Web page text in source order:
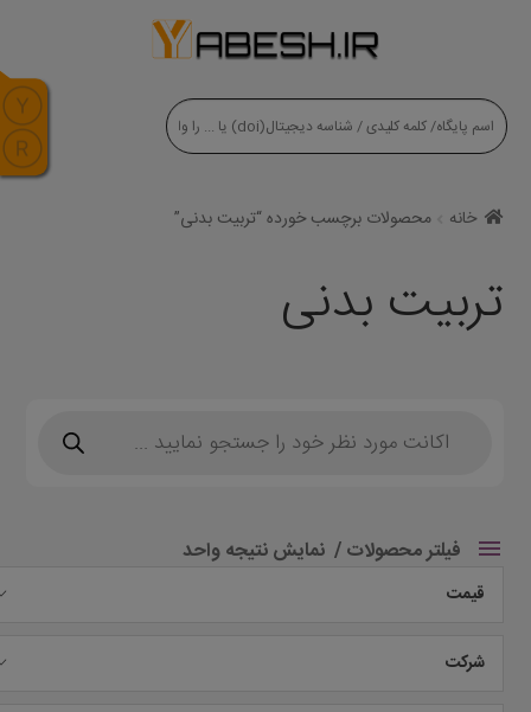
خانه محصولات برچسب خورده “تربیت بدنی”
تربیت بدنی
search
فیلتر محصولات نمایش نتیجه واحد
قیمت
شرکت
modal-check